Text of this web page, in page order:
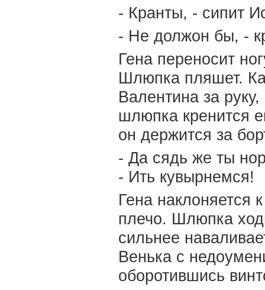
- Кранты, - сипит
- Не должон бы, -
Гена переносит
Шлюпка пляшет.
Валентина за
шлюпка кренится
он держится за
- Да сядь же ты
- Ить кувырнемся!
Гена наклоняется
плечо. Шлюпка
сильнее
Венька с
оборотившись